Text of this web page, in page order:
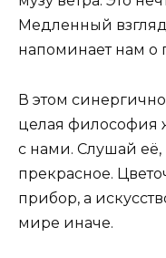
Медленный
напоминает нам о
В этом
целая философия
с нами. Слушай
прекрасное.
прибор, а
мире иначе.